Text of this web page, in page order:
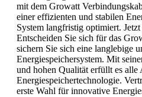
mit dem Growatt
einer effizienten und stabilen
System langfristig optimiert.
Entscheiden Sie sich für das
sichern Sie sich eine langlebige
Energiespeichersystem. Mit
und hohen Qualität erfüllt es alle
Energiespeichertechnologie.
erste Wahl für innovative